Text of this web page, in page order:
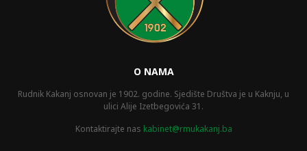
O NAMA
Rudnik Kakanj osnovan je 1902. godine. Sjedište Društva je u Kaknju, u
ulici Alije Izetbegovića 31.
Kontaktirajte nas kabinet@rmukakanj.ba